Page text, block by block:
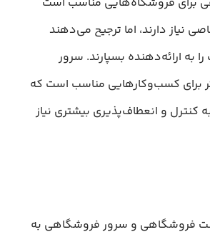
نیاز دارند، اما ترجیح می‌دهند
به ارائه‌دهنده بسپارند. سرور
برای کسب‌وکارهایی مناسب است که
کنترل و انعطاف‌پذیری بیشتری نیاز
فروشگاهی و سرور فروشگاهی به